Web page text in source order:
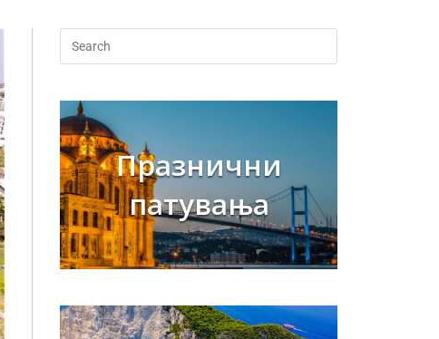
Празнични
патувања